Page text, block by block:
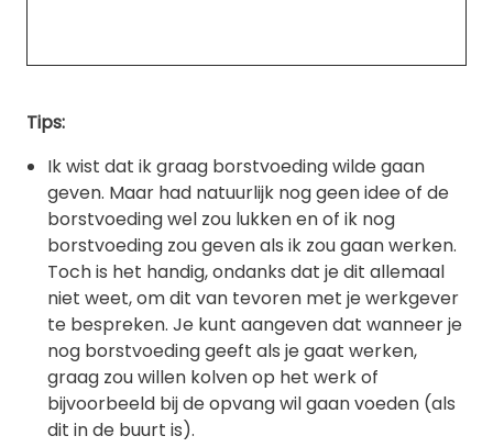
Tips:
Ik wist dat ik graag borstvoeding wilde gaan
geven. Maar had natuurlijk nog geen idee of de
borstvoeding wel zou lukken en of ik nog
borstvoeding zou geven als ik zou gaan werken.
Toch is het handig, ondanks dat je dit allemaal
niet weet, om dit van tevoren met je werkgever
te bespreken. Je kunt aangeven dat wanneer je
nog borstvoeding geeft als je gaat werken,
graag zou willen kolven op het werk of
bijvoorbeeld bij de opvang wil gaan voeden (als
dit in de buurt is).